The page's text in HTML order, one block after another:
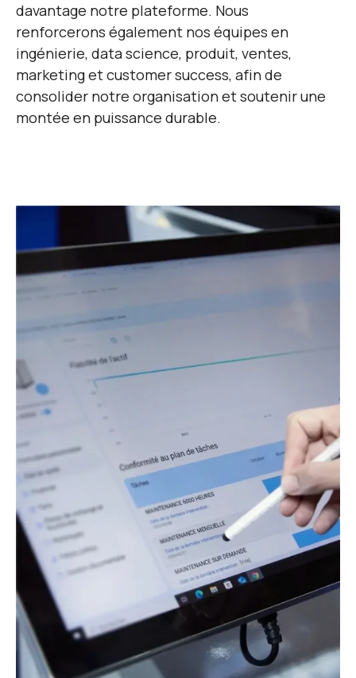
davantage notre plateforme. Nous
renforcerons également nos équipes en
ingénierie, data science, produit, ventes,
marketing et customer success, afin de
consolider notre organisation et soutenir une
montée en puissance durable.